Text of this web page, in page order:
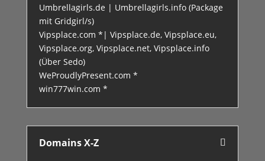
Umbrellagirls.de | Umbrellagirls.info (Package
mit Gridgirl/s)
Vipsplace.com *| Vipsplace.de, Vipsplace.eu,
Vipsplace.org, Vipsplace.net, Vipsplace.info
(Über Sedo)
WeProudlyPresent.com *
win777win.com *
Domains X-Z